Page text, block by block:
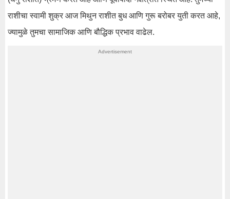
राशीचा स्वामी शुक्र आज मिथुन राशीत बुध आणि गुरू बरोबर युती करत आहे,
ज्यामुळे तुमचा सामाजिक आणि बौद्धिक प्रभाव वाढेल.